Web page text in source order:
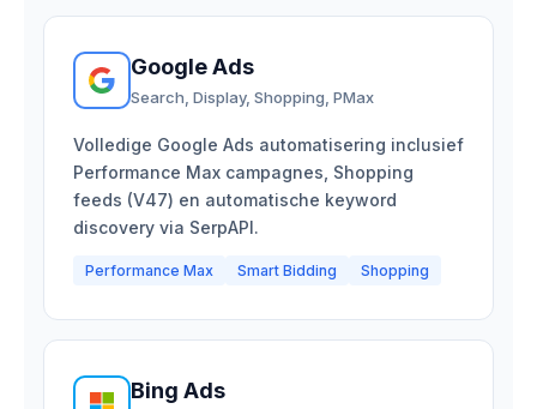
Google Ads
Search, Display, Shopping, PMax
Volledige Google Ads automatisering inclusief
Performance Max campagnes, Shopping
feeds (V47) en automatische keyword
discovery via SerpAPI.
Performance Max Smart Bidding Shopping
Bing Ads